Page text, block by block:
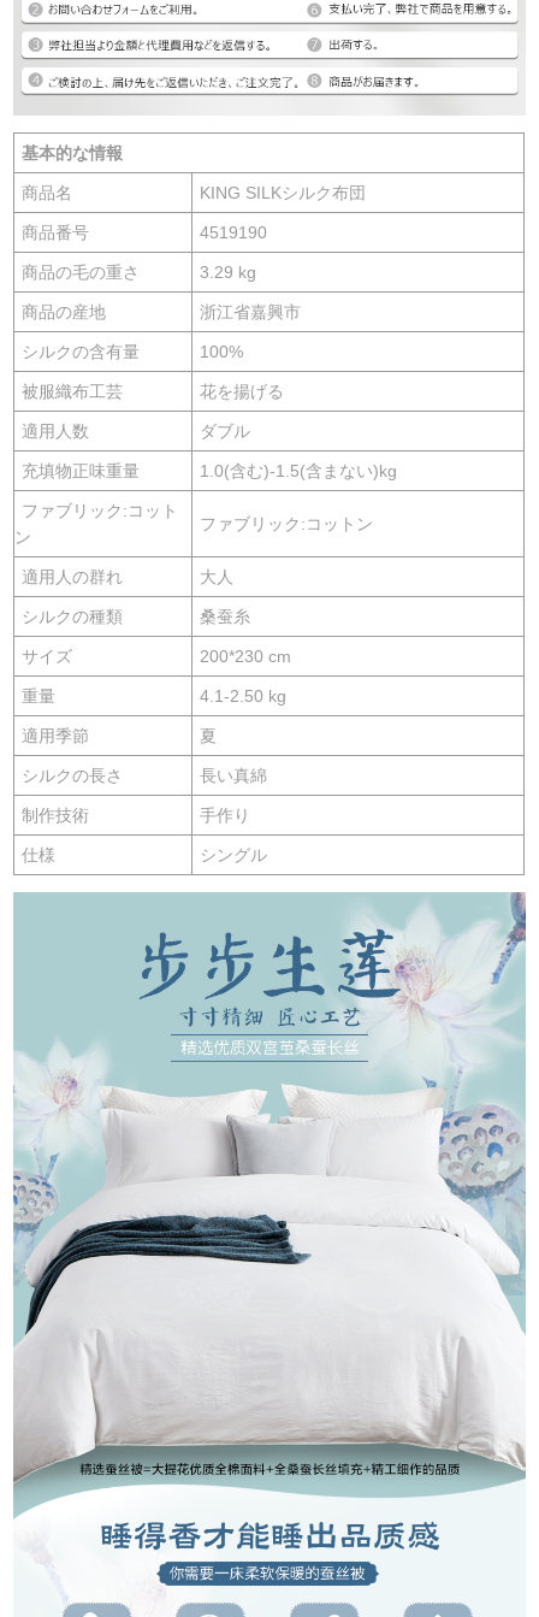
基本的な情報
商品名 KING SILKシルク布団
商品番号 4519190
商品の毛の重さ 3.29 kg
商品の産地 浙江省嘉興市
シルクの含有量 100%
被服織布工芸 花を揚げる
適用人数 ダブル
充填物正味重量 1.0(含む)-1.5(含まない)kg
ファブリック:コット
ン
ファブリック:コットン
適用人の群れ 大人
シルクの種類 桑蚕糸
サイズ 200*230 cm
重量 4.1-2.50 kg
適用季節 夏
シルクの長さ 長い真綿
制作技術 手作り
仕様 シングル